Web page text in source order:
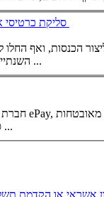
ליצור הכנסות, ואף
השנתיים האחרונות, גולשי הרשת עדים ...
(מקומיים ...